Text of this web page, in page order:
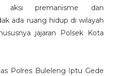
aksi premanisme dan
ada ruang hidup di wilayah
jajaran Polsek Kota
Polres Buleleng Iptu Gede